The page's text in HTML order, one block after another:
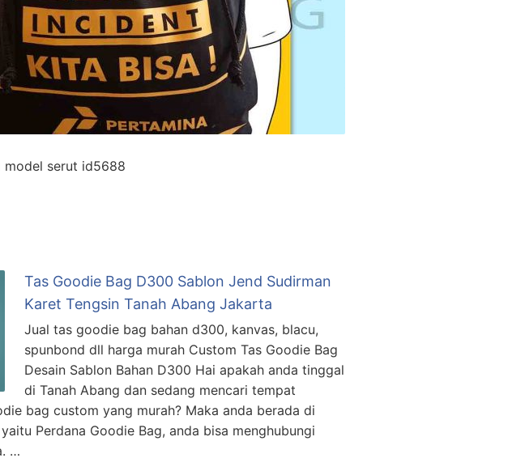
serut id5688
Tas Goodie Bag D300 Sablon Jend Sudirman
Karet Tengsin Tanah Abang Jakarta
Jual tas goodie bag bahan d300, kanvas, blacu,
spunbond dll harga murah Custom Tas Goodie Bag
Desain Sablon Bahan D300 Hai apakah anda tinggal
di Tanah Abang dan sedang mencari tempat
bag custom yang murah? Maka anda berada di
Perdana Goodie Bag, anda bisa menghubungi
…